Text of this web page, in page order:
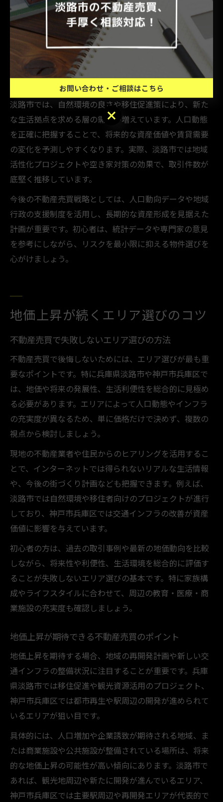
淡路市や神戸市兵庫区の不動産売買動向は、人口変動と
密接に関わっています。人口減少エリアでは空き家増加
が課題となる一方、移住や再開発による人口流入が市場
活性化の鍵となっています。特に兵庫区は都市部へのア
クセスが良好なため、若年層やファミリー層の流入が続
淡路市では、自然環境の良さや移住促進策により、新た
な生活拠点を求める層の需要が増えています。人口動態
を正確に把握することで、将来的な資産価値や賃貸需要
の変化を予測しやすくなります。実際、淡路市では地域
活性化プロジェクトや空き家対策の効果で、取引件数が
底堅く推移しています。
今後の不動産売買戦略としては、人口動向データや地域
行政の支援制度を活用し、長期的な資産形成を見据えた
計画が重要です。初心者は、統計データや専門家の意見
を参考にしながら、リスクを最小限に抑える物件選びを
心がけましょう。
地価上昇が続くエリア選びのコツ
不動産売買で失敗しないエリア選びの方法
不動産売買で後悔しないためには、エリア選びが最も重
要なポイントです。特に兵庫県淡路市や神戸市兵庫区で
は、地価や将来の発展性、生活利便性を総合的に見極め
る必要があります。エリアによって人口動態やインフラ
の充実度が異なるため、単に価格だけで決めず、複数の
視点から検討しましょう。
現地の不動産業者や住民からのヒアリングを活用するこ
とで、インターネットでは得られないリアルな生活情報
や、今後の街づくり計画なども把握できます。例えば、
淡路市では自然環境や移住者向けのプロジェクトが進行
しており、神戸市兵庫区では交通インフラの改善が資産
価値に影響を与えています。
初心者の方は、過去の取引事例や最新の地価動向を比較
しながら、将来性や利便性、生活環境を総合的に評価す
ることが失敗しないエリア選びの基本です。特に家族構
成やライフスタイルに合わせて、周辺の教育・医療・商
業施設の充実度も確認しましょう。
地価上昇が期待できる不動産売買のポイント
地価上昇を期待する場合、地域の再開発計画や新しい交
通インフラの整備状況に注目することが重要です。兵庫
県淡路市では移住促進や観光資源活用のプロジェクト、
神戸市兵庫区では都市再生や駅周辺の開発が進められて
いるエリアが狙い目です。
具体的には、人口増加や企業誘致が期待される地域、ま
たは商業施設や公共施設が整備されている場所は、将来
的な地価上昇の可能性が高い傾向にあります。淡路市で
あれば、観光地周辺や新たに開発が進んでいるエリア、
神戸市兵庫区では主要駅周辺や再開発エリアが代表的で
お問い合わせ・ご相談はこちら
お問い合わせ・ご相談はこちら